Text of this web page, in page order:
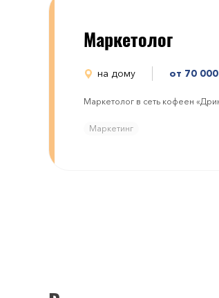
Маркетолог
на дому от 70 000
Маркетолог в сеть кофеен
Маркетинг